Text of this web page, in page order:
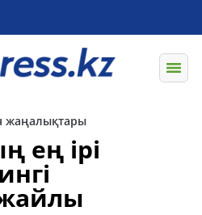
жаңалықтары
ең ірі